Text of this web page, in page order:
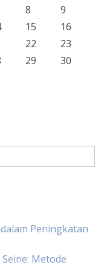
8
9
15
16
22
23
29
30
Peningkatan
Metode